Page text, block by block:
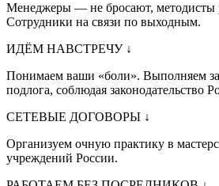
Менеджеры — не бросают, методисты
Сотрудники на связи по выходным.
ИДЁМ НАВСТРЕЧУ ↓
Понимаем ваши «боли». Выполняем
подлога, соблюдая законодательство
СЕТЕВЫЕ ДОГОВОРЫ ↓
Организуем очную практику в
учреждений России.